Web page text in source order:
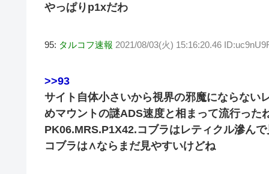
やっぱりp1xだわ
95: タルコフ速報 2021/08/03(火) 15:16:20.46
>>93
サイト自体小さいから視界の邪魔にならない
めマウントの謎ADS速度と相まって流行った
PK06.MRS.P1X42.コブラはレティクル滲ん
コブラは∧ならまだ見やすいけどね